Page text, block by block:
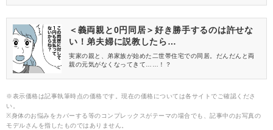
れなレディースコーデをご紹介します。季節ごとにおすすめポイ
＜義両親と0円同居＞好き勝手するのは許せな
い！弟夫婦に説教したら…
実家の親と、弟家族が始めた二世帯住宅での同居。だんだんと両
親の元気がなくなってきて……！？
※表示価格は記事執筆時点の価格です。現在の価格については各サイトでご確認くださ
い。
※身体のお悩みをカバーする等のコンプレックスがテーマの場合でも、記事中のお写真の
モデルさんを指したものではありません。